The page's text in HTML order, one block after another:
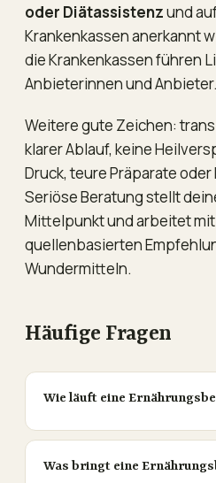
oder Diätassistenzund
Krankenkassen anerkannt
die Krankenkassen führen
Anbieterinnen und Anbieter.
Weitere gute Zeichen:
klarer Ablauf, keine
Druck, teure Präparate
Seriöse Beratung stellt
Mittelpunkt und arbeitet
quellenbasierten
Wundermitteln.
Häufige Fragen
Wie läuft eine
Was bringt eine